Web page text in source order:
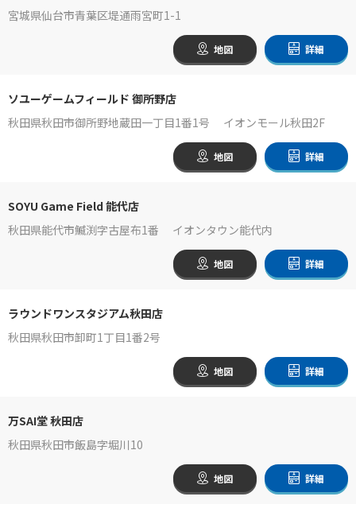
宮城県仙台市青葉区堤通雨宮町1-1
地図 詳細
ソユーゲームフィールド 御所野店
秋田県秋田市御所野地蔵田一丁目1番1号 イオンモール秋田2F
地図 詳細
SOYU Game Field 能代店
秋田県能代市鰄渕字古屋布1番 イオンタウン能代内
地図 詳細
ラウンドワンスタジアム秋田店
秋田県秋田市卸町1丁目1番2号
地図 詳細
万SAI堂 秋田店
秋田県秋田市飯島字堀川10
地図 詳細